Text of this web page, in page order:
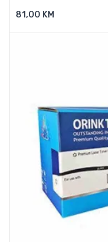
81,00 KMDodaj U Košaricu